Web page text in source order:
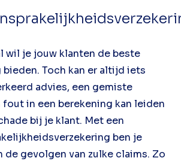
wil je jouw klanten de beste
Toch kan er altijd iets
advies, een gemiste
in een berekening kan leiden
bij je klant. Met een
ben je
de gevolgen van zulke claims. Zo